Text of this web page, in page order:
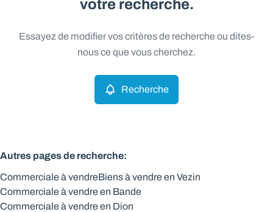
Commerciale Remove
Max. budget
Recherche Trier par
Essayez de modifier vos critères de recherche ou dites-
nous ce que vous cherchez.
Recherche
Autres pages de recherche:
Commerciale à vendreBiens à vendre en Vezin
Commerciale à vendre en Bande
Commerciale à vendre en Dion